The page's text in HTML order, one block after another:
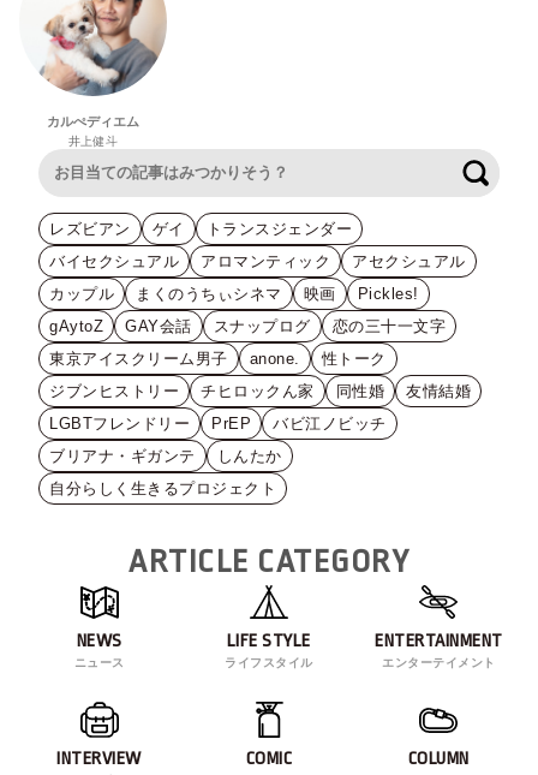
カルぺディエム
井上健斗
レズビアン ゲイ
トランスジェンダー
バイセクシュアル
アロマンティック
アセクシュアル
カップル
まくのうちぃシネマ 映画
Pickles!
gAytoZ
GAY会話 スナップログ
恋の三十一文字
東京アイスクリーム男子
anone.
性トーク
ジブンヒストリー
チヒロックん家 同性婚
友情結婚
LGBTフレンドリー
PrEP
バビ江ノビッチ
ブリアナ・ギガンテ
しんたか
自分らしく生きるプロジェクト
ARTICLE CATEGORY
NEWS
ニュース
LIFE STYLE
ライフスタイル
ENTERTAINMENT
エンターテイメント
INTERVIEW COMIC COLUMN